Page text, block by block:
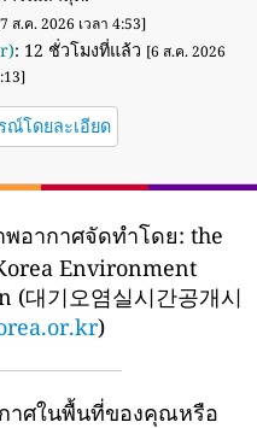
ส.ค. 2026 เวลา 4:53]
: 12 ชั่วโมงที่แล้ว [6 ส.ค. 2026
ณ์โดยละเอียด
อากาศจัดทำโดย: the
Environment
(대기오염실시간공개시
)
ศในพื้นที่ของคุณหรือ